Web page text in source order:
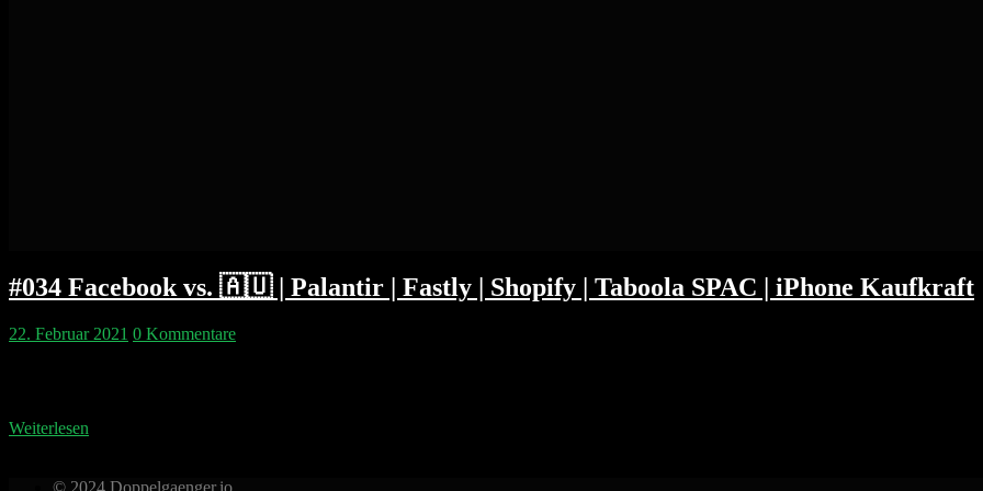
#034 Facebook vs. 🇦🇺 | Palantir | Fastly | Shopify | Taboola SPAC | iPhone Kaufkraft
22. Februar 2021 0 Kommentare
Weiterlesen
© 2024 Doppelgaenger.io